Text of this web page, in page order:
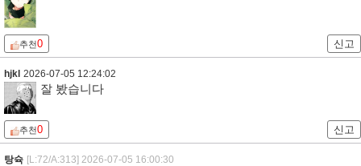
추천0 신고
hjkl 2026-07-05 12:24:02
잘 봤습니다
추천0 신고
탕슉 [L:72/A:313] 2026-07-05 16:00:30